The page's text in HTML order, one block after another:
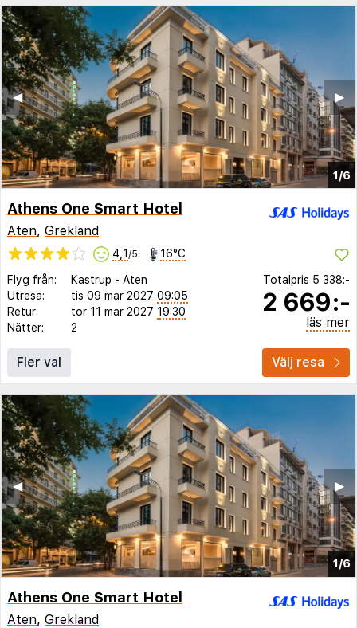
1/6
▶︎
◀︎
Athens One Smart Hotel
Aten, Grekland
4,1 /5 16°C
Flyg från: Kastrup - Aten
Utresa:
tis 09 mar 2027 09:05
Retur:
tor 11 mar 2027 19:30
Nätter:
2
Totalpris 5 338:-
2 669:-
läs mer
Fler val Välj resa
1/6
▶︎
◀︎
Athens One Smart Hotel
Aten, Grekland